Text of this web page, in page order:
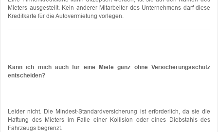
Mieters ausgestellt. Kein anderer Mitarbeiter des Unternehmens darf diese
Kreditkarte für die Autovermietung vorlegen.
Kann ich mich auch für eine Miete ganz ohne Versicherungsschutz
entscheiden?
Leider nicht. Die Mindest-Standardversicherung ist erforderlich, da sie die
Haftung des Mieters im Falle einer Kollision oder eines Diebstahls des
Fahrzeugs begrenzt.